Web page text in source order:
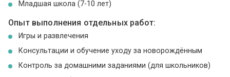
Младшая школа (7-10 лет)
Опыт выполнения отдельных работ:
Игры и развлечения
Консультации и обучение уходу за новорождённым
Контроль за домашними заданиями (для школьников)